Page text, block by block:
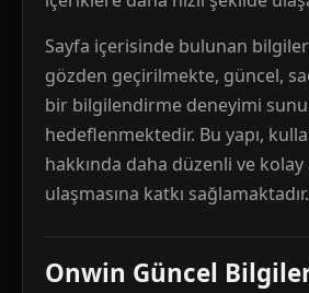
Sayfa içerisinde bulunan
gözden geçirilmekte, güncel,
bir bilgilendirme deneyimi
hedeflenmektedir. Bu yapı,
hakkında daha düzenli ve kolay
ulaşmasına katkı sağlamaktadır.
Onwin Güncel